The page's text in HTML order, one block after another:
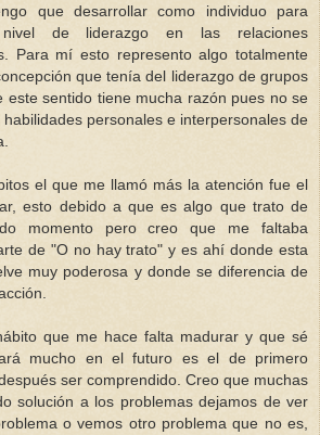
que desarrollar como individuo para
de liderazgo en las relaciones
Para mí esto represento algo totalmente
que tenía del liderazgo de grupos
este sentido tiene mucha razón pues no se
personales e interpersonales de
el que me llamó más la atención fue el
esto debido a que es algo que trato de
momento pero creo que me faltaba
de "O no hay trato" y es ahí donde esta
muy poderosa y donde se diferencia de
que me hace falta madurar y que sé
mucho en el futuro es el de primero
ser comprendido. Creo que muchas
solución a los problemas dejamos de ver
o vemos otro problema que no es,